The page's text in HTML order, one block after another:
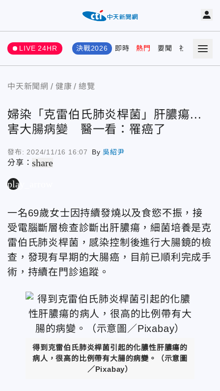
LIVE 24HR 決戰2026 即時 熱門 要聞 社會 娛樂
中天新聞網 健康 總覽
婦染「克雷伯氏肺炎桿菌」肝膿瘍...
害大腸病變 醫一看：罹癌了
發布: 2024/11/16 16:07 By吳紹尹
分享：share
play_arrow
一名69歲女士因持續發燒以及食慾不振，接
受電腦斷層檢查診斷出肝膿瘍，細菌培養是克
雷伯氏肺炎桿菌，感染控制後進行大腸鏡的檢
查，發現有早期的大腸癌，目前已順利完成手
術，持續在門診追蹤。
得到克雷伯氏肺炎桿菌引起的化膿性肝膿瘍的
病人，很高的比例帶有大腸的病變。（示意圖
／Pixabay）